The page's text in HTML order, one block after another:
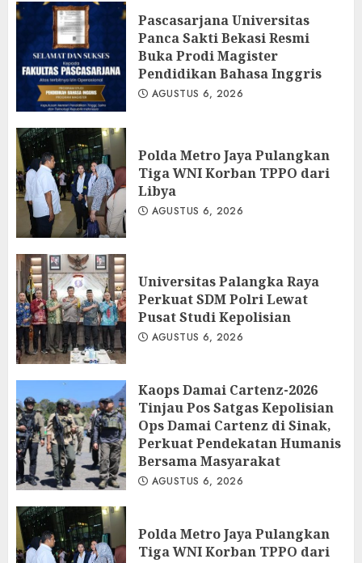
Pascasarjana Universitas
Panca Sakti Bekasi Resmi
Buka Prodi Magister
Pendidikan Bahasa Inggris
AGUSTUS 6, 2026
Polda Metro Jaya Pulangkan
Tiga WNI Korban TPPO dari
Libya
AGUSTUS 6, 2026
Universitas Palangka Raya
Perkuat SDM Polri Lewat
Pusat Studi Kepolisian
AGUSTUS 6, 2026
Kaops Damai Cartenz-2026
Tinjau Pos Satgas Kepolisian
Ops Damai Cartenz di Sinak,
Perkuat Pendekatan Humanis
Bersama Masyarakat
AGUSTUS 6, 2026
Polda Metro Jaya Pulangkan
Tiga WNI Korban TPPO dari